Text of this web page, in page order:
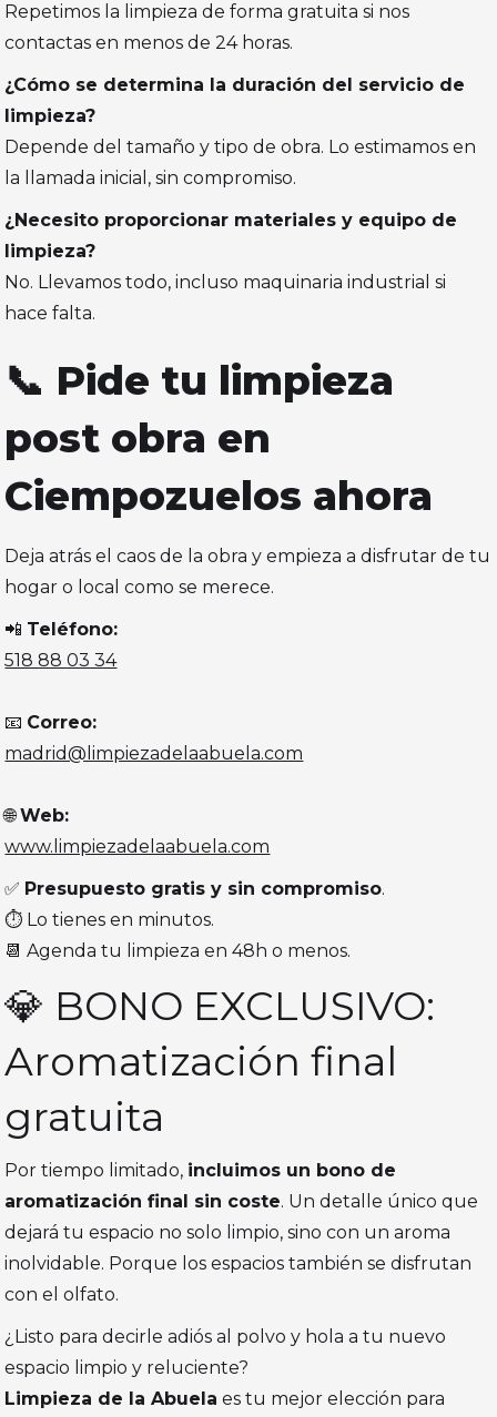
Repetimos la limpieza de forma gratuita si nos
contactas en menos de 24 horas.
¿Cómo se determina la duración del servicio de
limpieza?
Depende del tamaño y tipo de obra. Lo estimamos en
la llamada inicial, sin compromiso.
¿Necesito proporcionar materiales y equipo de
limpieza?
No. Llevamos todo, incluso maquinaria industrial si
hace falta.
📞 Pide tu limpieza
post obra en
Ciempozuelos ahora
Deja atrás el caos de la obra y empieza a disfrutar de tu
hogar o local como se merece.
📲 Teléfono:
518 88 03 34
📧 Correo:
madrid@limpiezadelaabuela.com
🌐Web:
www.limpiezadelaabuela.com
✅ Presupuesto gratis y sin compromiso.
⏱️ Lo tienes en minutos.
📆 Agenda tu limpieza en 48h o menos.
💎 BONO EXCLUSIVO:
Aromatización final
gratuita
Por tiempo limitado, incluimos un bono de
aromatización final sin coste. Un detalle único que
dejará tu espacio no solo limpio, sino con un aroma
inolvidable. Porque los espacios también se disfrutan
con el olfato.
¿Listo para decirle adiós al polvo y hola a tu nuevo
espacio limpio y reluciente?
Limpieza de la Abuela es tu mejor elección para